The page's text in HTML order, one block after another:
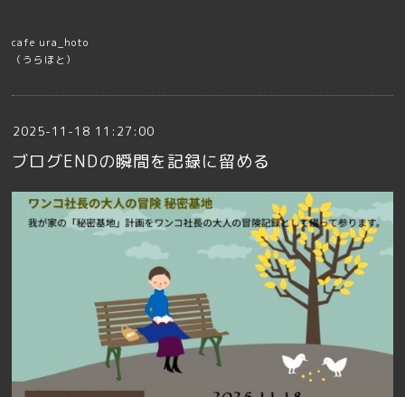
cafe ura_hoto
（うらほと）
2025-11-18 11:27:00
ブログENDの瞬間を記録に留める